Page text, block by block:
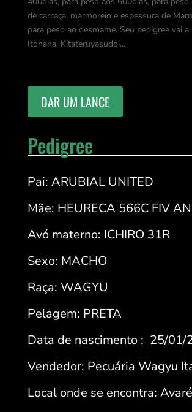
de carcaça, marmoreio e espessura de
para peso ao desmame. Seu pedigree vai
Itohana, Kitateruyasudoi…
DAR UM LANCE
Pedigree
Pai: ARUBIAL UNITED
Mãe: HEURECA 566C FIV
Avó materno: ICHIRO 31R
Sexo: MACHO
Raça: WAGYU
Pelagem: PRETA
Data de nascimento : 25/01/
Vendedor: Pecuária Wagyu
Local onde se encontra: